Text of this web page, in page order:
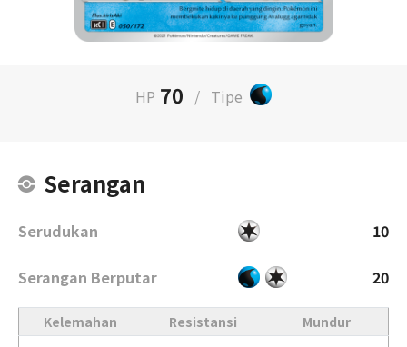
HP 70 / Tipe
Serangan
Serudukan 10
Serangan Berputar 20
Kelemahan Resistansi Mundur